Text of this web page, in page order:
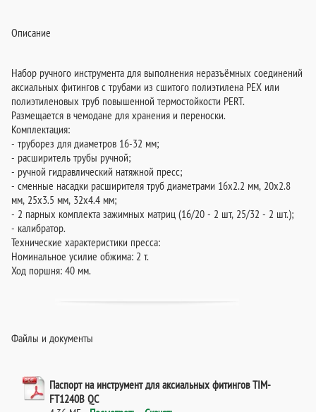
Описание
Набор ручного инструмента для выполнения неразъёмных соединений
аксиальных фитингов с трубами из сшитого полиэтилена PEX или
полиэтиленовых труб повышенной термостойкости PERT.
Размещается в чемодане для хранения и переноски.
Комплектация:
- труборез для диаметров 16-32 мм;
- расширитель трубы ручной;
- ручной гидравлический натяжной пресс;
- сменные насадки расширителя труб диаметрами 16х2.2 мм, 20х2.8
мм, 25х3.5 мм, 32х4.4 мм;
- 2 парных комплекта зажимных матриц (16/20 - 2 шт, 25/32 - 2 шт.);
- калибратор.
Технические характеристики пресса:
Номинальное усилие обжима: 2 т.
Ход поршня: 40 мм.
Файлы и документы
Паспорт на инструмент для аксиальных фитингов TIM-
FT1240B QC